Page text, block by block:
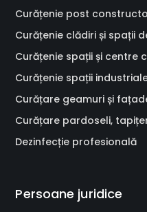
Curățenie post
Curățenie clădiri și spații
Curățenie spații și centre
Curățenie spații
Curățare geamuri și
Curățare pardoseli,
Dezinfecție profesională
Persoane juridice